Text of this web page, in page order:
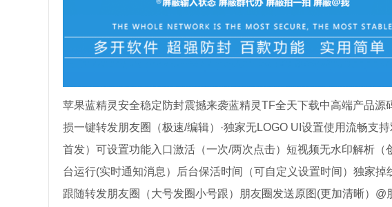
苹果蓝精灵安全稳定防封震撼来袭蓝精灵TF全天下载中高端产品
损一键转发朋友圈（极速/编辑）·独家无LOGO UI设置使用流畅支
首发）可设置功能入口激活（一次/两次点击）短视频无水印解析
台运行(实时通知消息）后台保活时间（可自定义设置时间）独家
跟随转发朋友圈（大号发圈小号跟）朋友圈发送原图(更加清晰）